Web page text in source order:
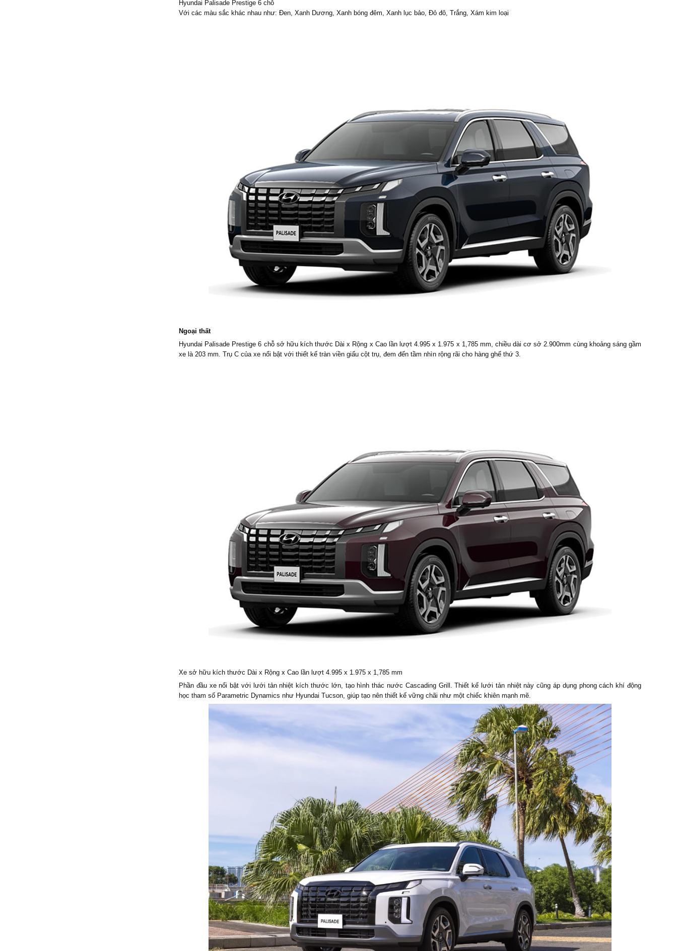
Hyundai Palisade Prestige 6 chỗ
Với các màu sắc khác nhau như: Đen, Xanh Dương, Xanh bóng đêm, Xanh lục bảo, Đỏ đô, Trắng, Xám kim loại
Ngoại thất
Hyundai Palisade Prestige 6 chỗ sở hữu kích thước Dài x Rộng x Cao lần lượt 4.995 x 1.975 x 1,785 mm, chiều dài cơ sở 2.900mm cùng khoảng sáng gầm
xe là 203 mm. Trụ C của xe nổi bật với thiết kế tràn viền giấu cột trụ, đem đến tầm nhìn rộng rãi cho hàng ghế thứ 3.
Xe sở hữu kích thước Dài x Rộng x Cao lần lượt 4.995 x 1.975 x 1,785 mm
Phần đầu xe nổi bật với lưới tản nhiệt kích thước lớn, tạo hình thác nước Cascading Grill. Thiết kế lưới tản nhiệt này cũng áp dụng phong cách khí động
học tham số Parametric Dynamics như Hyundai Tucson, giúp tạo nên thiết kế vững chãi như một chiếc khiên mạnh mẽ.